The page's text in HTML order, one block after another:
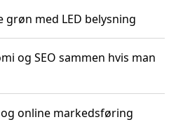
med LED belysning
og SEO sammen hvis man
online markedsføring